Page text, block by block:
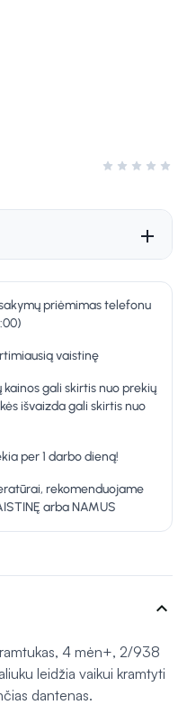
Įvertinimas 0
priėmimas telefonu
vaistinę
gali skirtis nuo prekių
išvaizda gali skirtis nuo
per 1 darbo dieną!
rekomenduojame
arba NAMUS
expand_more
4 mėn+, 2/938
leidžia vaikui kramtyti
dantenas.